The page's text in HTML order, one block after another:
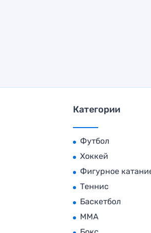
Категории
Футбол
Хоккей
Фигурное
Теннис
Баскетбол
MMA